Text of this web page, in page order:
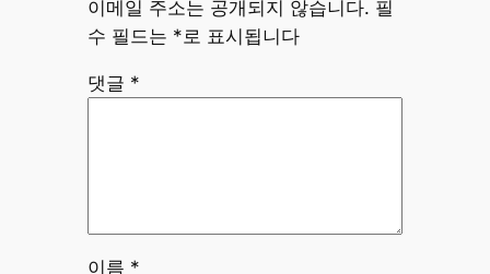
이메일 주소는 공개되지 않습니다. 필
수 필드는 *로 표시됩니다
댓글 *
이름 *